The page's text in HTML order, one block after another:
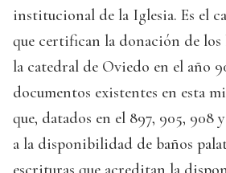
institucional de la Iglesia. Es el
que certifican la donación de los
la catedral de Oviedo en el año
documentos existentes en esta
que, datados en el 897, 905, 908
a la disponibilidad de baños